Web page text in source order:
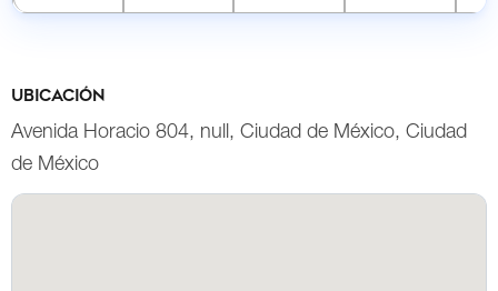
Ubicación
Avenida Horacio 804, null, Ciudad de México, Ciudad
de México